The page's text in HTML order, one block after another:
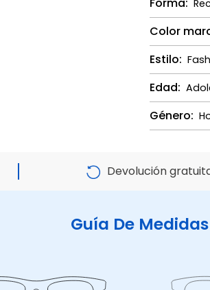
Forma:
Color
Estilo:
Edad:
Género:
Devolución
Guía De Medidas